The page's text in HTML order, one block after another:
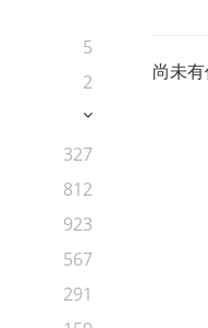
5
2
327
812
923
567
291
尚未